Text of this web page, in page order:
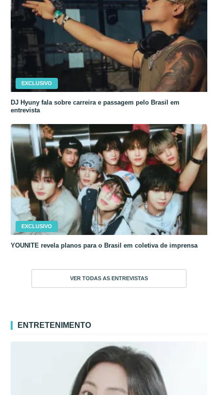
EXCLUSIVO
DJ Hyuny fala sobre carreira e passagem pelo Brasil em
entrevista
EXCLUSIVO
YOUNITE revela planos para o Brasil em coletiva de imprensa
VER TODAS AS ENTREVISTAS
ENTRETENIMENTO